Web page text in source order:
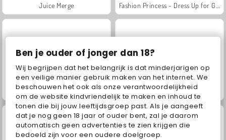
Ben je ouder of jonger dan 18?
Wij begrijpen dat het belangrijk is dat minderjarigen op
een veilige manier gebruik maken van het internet. We
beschouwen het ook als onze verantwoordelijkheid
om de website kindvriendelijk te maken en inhoud te
tonen die bij jouw leeftijdsgroep past. Als je aangeeft
dat je nog geen 18 jaar of ouder bent, zal je daarom
automatisch geen advertenties te zien krijgen die
bedoeld zijn voor een oudere doelgroep.
Juice Merge
Jewel Garden Story Grand Mahjong Connect